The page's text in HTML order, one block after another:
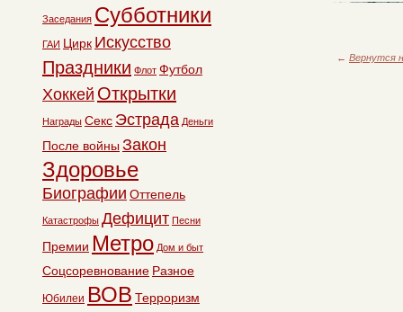
← Вернутся
Заседания Субботники
ГАИ Цирк Искусство
Праздники Флот Футбол
Хоккей Открытки
Награды Секс Эстрада Деньги
После войны Закон
Здоровье
Биографии Оттепель
Катастрофы Дефицит Песни
Премии Метро Дом и быт
Соцсоревнование Разное
Юбилеи ВОВ Терроризм